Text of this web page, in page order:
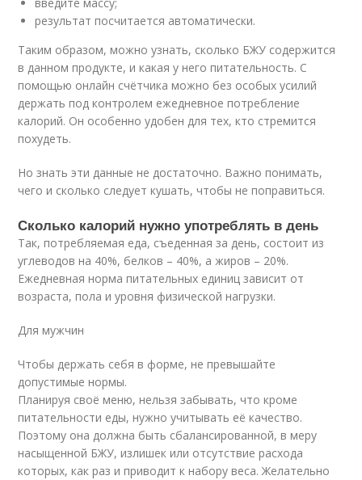
результат посчитается автоматически.
Таким образом, можно узнать, сколько БЖУ содержится
в данном продукте, и какая у него питательность. С
помощью онлайн счётчика можно без особых усилий
держать под контролем ежедневное потребление
калорий. Он особенно удобен для тех, кто стремится
похудеть.
Но знать эти данные не достаточно. Важно понимать,
чего и сколько следует кушать, чтобы не поправиться.
Сколько калорий нужно употреблять в день
Так, потребляемая еда, съеденная за день, состоит из
углеводов на 40%, белков – 40%, а жиров – 20%.
Ежедневная норма питательных единиц зависит от
возраста, пола и уровня физической нагрузки.
Для мужчин
Чтобы держать себя в форме, не превышайте
допустимые нормы.
Планируя своё меню, нельзя забывать, что кроме
питательности еды, нужно учитывать её качество.
Поэтому она должна быть сбалансированной, в меру
насыщенной БЖУ, излишек или отсутствие расхода
которых, как раз и приводит к набору веса. Желательно